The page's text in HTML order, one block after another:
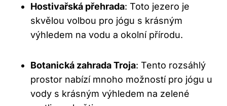
Hostivařská přehrada: Toto jezero je
skvělou volbou pro jógu s krásným
výhledem na vodu a okolní přírodu.
Botanická zahrada Troja: Tento rozsáhlý
prostor nabízí mnoho možností pro jógu u
vody s krásným výhledem na zelené